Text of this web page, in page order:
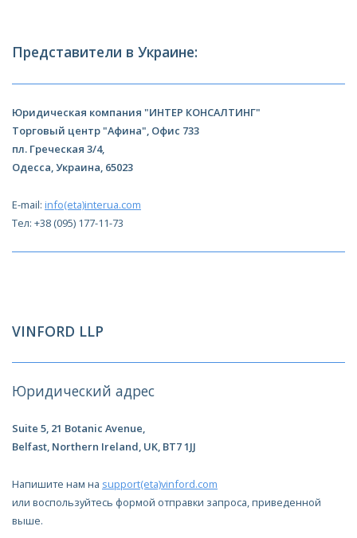
Представители в Украине:
Юридическая компания "ИНТЕР КОНСАЛТИНГ"
Торговый центр "Афина", Офис 733
пл. Греческая 3/4,
Одесса, Украина, 65023
E-mail: info(eta)interua.com
Тел: +38 (095) 177-11-73
VINFORD LLP
Юридический адрес
Suite 5, 21 Botanic Avenue,
Belfast, Northern Ireland, UK, BT7 1JJ
Напишите нам на support(eta)vinford.com
или воспользуйтесь формой отправки запроса, приведенной
выше.